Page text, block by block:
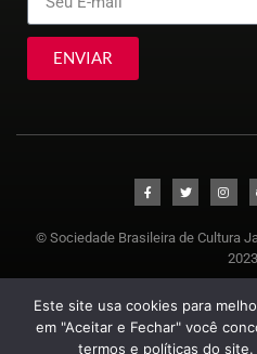
ENVIAR
© Sociedade Brasileira de Cultura
2023
Este site usa cookies para
em "Aceitar e Fechar" você
termos e políticas do site.